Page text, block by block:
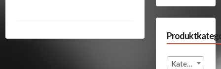
Kategorie auswählen